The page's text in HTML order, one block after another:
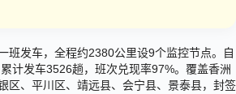
班发车，全程约2380公里设9个监控节点。自
计发车3526趟，班次兑现率97%。覆盖香洲
区、平川区、靖远县、会宁县、景泰县，封签